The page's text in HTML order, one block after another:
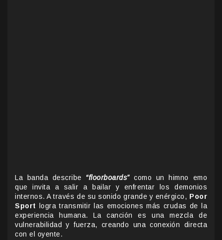
La banda describe “floorboards”como un himno emo
que invita a salir a bailar y enfrentar los demonios
internos. A través de su sonido grande y enérgico, Poor
Sport logra transmitir las emociones más crudas de la
experiencia humana. La canción es una mezcla de
vulnerabilidad y fuerza, creando una conexión directa
con el oyente.